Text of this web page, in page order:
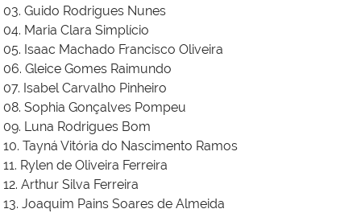
03. Guido Rodrigues Nunes
04. Maria Clara Simplício
05. Isaac Machado Francisco Oliveira
06. Gleice Gomes Raimundo
07. Isabel Carvalho Pinheiro
08. Sophia Gonçalves Pompeu
09. Luna Rodrigues Bom
10. Tayná Vitória do Nascimento Ramos
11. Rylen de Oliveira Ferreira
12. Arthur Silva Ferreira
13. Joaquim Pains Soares de Almeida